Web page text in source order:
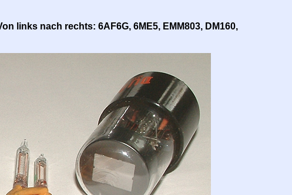
links nach rechts: 6AF6G, 6ME5, EMM803, DM160,